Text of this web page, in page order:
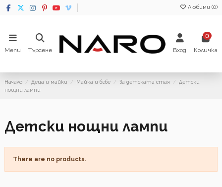
Любими (0)
Menu Търсене Вход
0
Количка
Начало Деца и майки Майка и бебе За детската стая
Детски
нощни лампи
Детски нощни лампи
There are no products.